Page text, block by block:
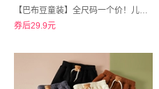
【巴布豆童装】全尺码一个价！儿童加绒加厚卫裤
券后29.9元